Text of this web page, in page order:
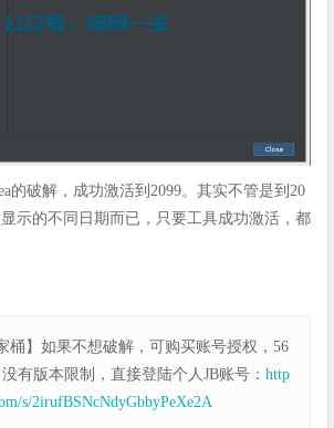
的破解，成功激活到2099。其实不管是到20
示的不同日期而已，只要工具成功激活，都
桶】如果不想破解，可购买账号授权，56
有版本限制，直接登陆个人JB账号： http
s/2irufBSNcNdyGbbyPeXe2A